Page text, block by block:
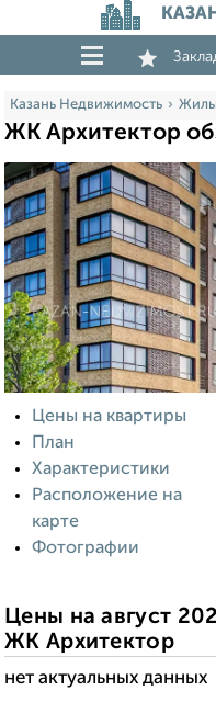
Казань Недвижимость
ЖК Архитектор
Цены на квартиры
План
Характеристики
Расположение на
карте
Фотографии
Цены на август
ЖК Архитектор
нет актуальных данных